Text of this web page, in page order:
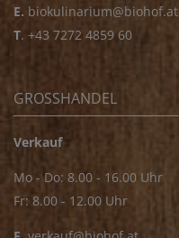
E. biokulinarium@biohof.at
T. +43 7272 4859 60
GROSSHANDEL
Verkauf
Mo - Do: 8.00 - 16.00 Uhr
Fr: 8.00 - 12.00 Uhr